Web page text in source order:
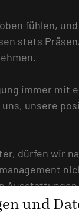
und
fühlen,
stets
immer mit
unsere
dürfen wir